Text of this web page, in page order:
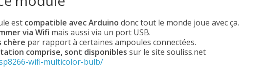
est compatible avec Arduino donc tout le monde joue avec ça.
via Wifi mais aussi via un port USB.
chère par rapport à certaines ampoules connectées.
comprise, sont disponibles sur le site souliss.net
wifi-multicolor-bulb/